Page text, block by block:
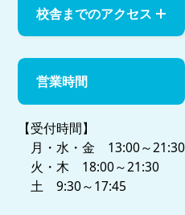
校舎までのアクセス
営業時間
【受付時間】
月・水・金 13:00～21:30
火・木 18:00～21:30
土 9:30～17:45